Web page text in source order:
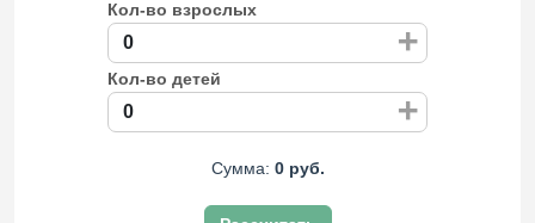
Кол-во взрослых
+
Кол-во детей
+
Сумма: 0 руб.